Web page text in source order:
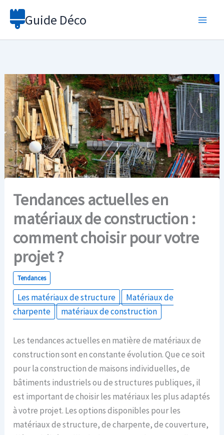
Aller
Guide Déco
Tendances actuelles en
matériaux de construction :
comment choisir pour votre
projet ?
Tendances
Les matériaux de structure
Matériaux de
charpente
matériaux de construction
Les tendances actuelles en matière de matériaux de
construction sont en constante évolution. Que ce soit
pour la construction de maisons individuelles, de
bâtiments industriels ou de structures publiques, il
est important de choisir les matériaux les plus adaptés
à votre projet. Les options disponibles pour les
matériaux de structure, de charpente, de couverture,